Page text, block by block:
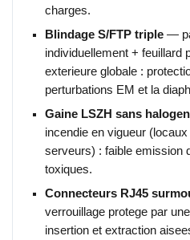
charges.
Blindage S/FTP triple —
individuellement + feuillard
exterieure globale :
perturbations EM et la
Gaine LSZH sans
incendie en vigueur
serveurs) : faible emission
toxiques.
Connecteurs RJ45
verrouillage protege par
insertion et extraction